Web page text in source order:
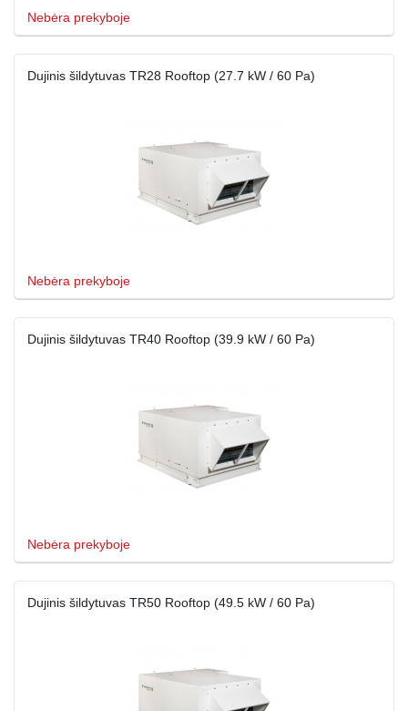
Nebėra prekyboje
Dujinis šildytuvas TR28 Rooftop (27.7 kW / 60 Pa)
Nebėra prekyboje
Dujinis šildytuvas TR40 Rooftop (39.9 kW / 60 Pa)
Nebėra prekyboje
Dujinis šildytuvas TR50 Rooftop (49.5 kW / 60 Pa)